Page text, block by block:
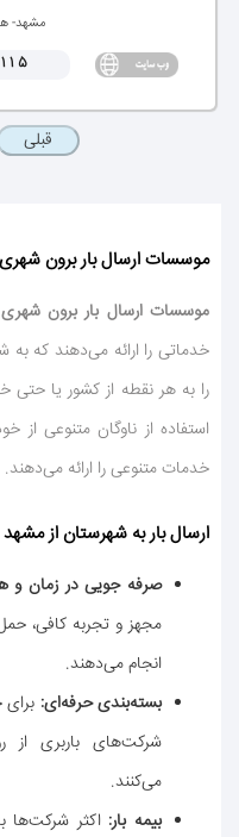
مشهد-
موسسات ارسال بار برون شهری
موسسات ارسال بار برون شهری
خدماتی را ارائه می‌دهند كه
را به هر نقطه از كشور یا حتی
استفاده از ناوگان متنوعی از
خدمات متنوعی را ارائه می‌دهند.
ارسال بار به شهرستان از مشهد
صرفه جویی در زمان و
مجهز و تجربه كافی،
انجام می‌دهند.
بسته‌بندی حرفه‌ای:
شركت‌های باربری از
می‌كنند.
بیمه بار: اكثر شركت‌ها